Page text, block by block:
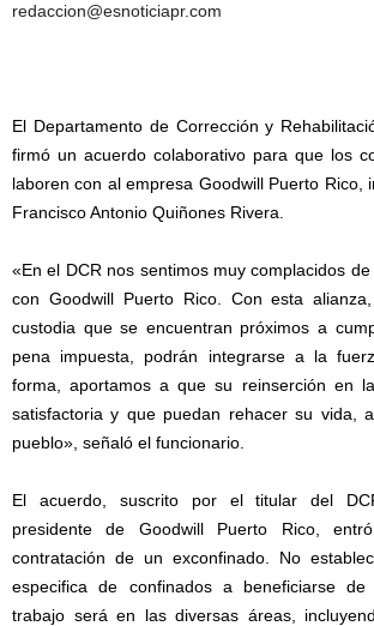
redaccion@esnoticiapr.com
El Departamento de Corrección y
firmó un acuerdo colaborativo para que los
laboren con al empresa Goodwill Puerto Rico,
Francisco Antonio Quiñones Rivera.
«En el DCR nos sentimos muy complacidos
con Goodwill Puerto Rico. Con esta
custodia que se encuentran próximos a
pena impuesta, podrán integrarse a la
forma, aportamos a que su reinserción en
satisfactoria y que puedan rehacer su vida,
pueblo», señaló el funcionario.
El acuerdo, suscrito por el titular del
presidente de Goodwill Puerto Rico,
contratación de un exconfinado. No
especifica de confinados a beneficiarse
trabajo será en las diversas áreas,